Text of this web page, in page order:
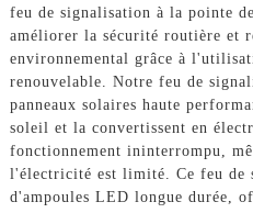
feu de signalisation à la pointe
améliorer la sécurité routière et
environnemental grâce à
renouvelable. Notre feu de
panneaux solaires haute
soleil et la convertissent en
fonctionnement ininterrompu,
l'électricité est limité. Ce feu de
d'ampoules LED longue durée,